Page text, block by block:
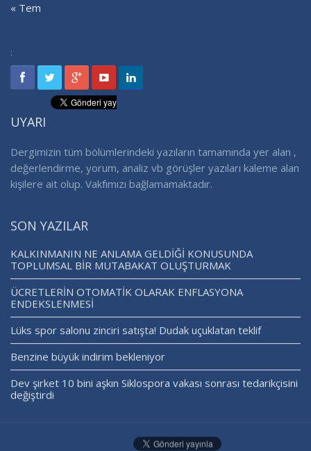
« Tem
:
UYARI
Dergimizin tüm bölümlerindeki yazıların tamamında yer alan ,
değerlendirme, yorum, analiz vb görüşler yazıları kaleme alan
kişilere ait olup. Vakfımızı bağlamamaktadır.
SON YAZILAR
KALKINMANIN NE ANLAMA GELDİĞİ KONUSUNDA
TOPLUMSAL BİR MUTABAKAT OLUŞTURMAK
ÜCRETLERİN OTOMATİK OLARAK ENFLASYONA
ENDEKSLENMESİ
Lüks spor salonu zinciri satışta! Dudak uçuklatan teklif
Benzine büyük indirim bekleniyor
Dev şirket 10 bini aşkın Siklospora vakası sonrası tedarikçisini
değiştirdi